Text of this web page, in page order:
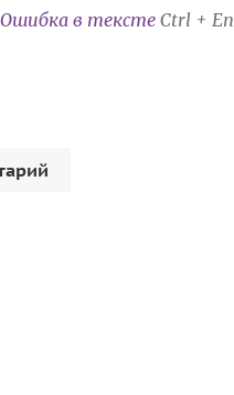
Ошибка в тексте Ctrl +